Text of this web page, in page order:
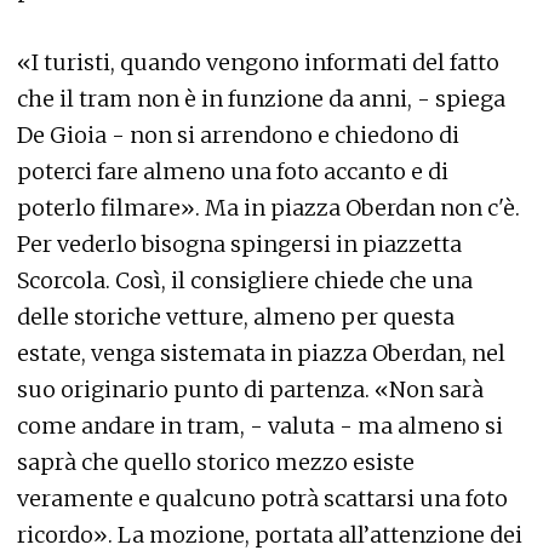
«I turisti, quando vengono informati del fatto
che il tram non è in funzione da anni, - spiega
De Gioia - non si arrendono e chiedono di
poterci fare almeno una foto accanto e di
poterlo filmare». Ma in piazza Oberdan non c'è.
Per vederlo bisogna spingersi in piazzetta
Scorcola. Così, il consigliere chiede che una
delle storiche vetture, almeno per questa
estate, venga sistemata in piazza Oberdan, nel
suo originario punto di partenza. «Non sarà
come andare in tram, - valuta - ma almeno si
saprà che quello storico mezzo esiste
veramente e qualcuno potrà scattarsi una foto
ricordo». La mozione, portata all’attenzione dei